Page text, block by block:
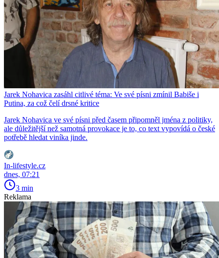
Jarek Nohavica zasáhl citlivé téma: Ve své písni zmínil Babiše i
Putina, za což čelí drsné kritice
Jarek Nohavica ve své písni před časem připomněl jména z politiky,
ale důležitější než samotná provokace je to, co text vypovídá o české
potřebě hledat viníka jinde.
In-lifestyle.cz
dnes, 07:21
3 min
Reklama